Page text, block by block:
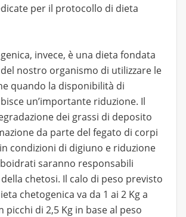
per il protocollo di dieta
invece, è una dieta fondata
nostro organismo di utilizzare le
quando la disponibilità di
un’importante riduzione. Il
dei grassi di deposito
da parte del fegato di corpi
condizioni di digiuno e riduzione
saranno responsabili
chetosi. Il calo di peso previsto
chetogenica va da 1 ai 2 Kg a
picchi di 2,5 Kg in base al peso